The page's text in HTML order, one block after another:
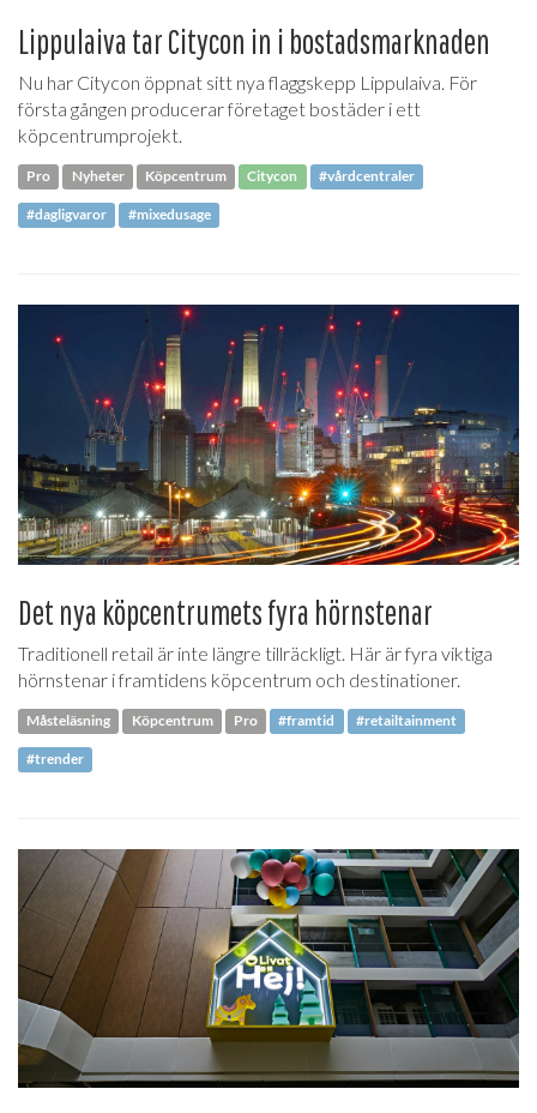
Lippulaiva tar Citycon in i bostadsmarknaden
Nu har Citycon öppnat sitt nya flaggskepp Lippulaiva. För
första gången producerar företaget bostäder i ett
köpcentrumprojekt.
Pro Nyheter Köpcentrum Citycon #vårdcentraler
#dagligvaror #mixedusage
Det nya köpcentrumets fyra hörnstenar
Traditionell retail är inte längre tillräckligt. Här är fyra viktiga
hörnstenar i framtidens köpcentrum och destinationer.
Måsteläsning Köpcentrum Pro #framtid #retailtainment
#trender